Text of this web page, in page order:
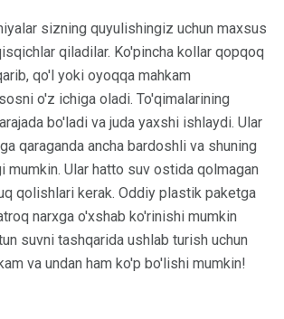
sizning quyulishingiz uchun maxsus
qiladilar. Ko'pincha kollar qopqoq
qo'l yoki oyoqqa mahkam
o'z ichiga oladi. To'qimalarining
bo'ladi va juda yaxshi ishlaydi. Ular
qaraganda ancha bardoshli va shuning
mumkin. Ular hatto suv ostida qolmagan
qolishlari kerak. Oddiy plastik paketga
narxga o'xshab ko'rinishi mumkin
suvni tashqarida ushlab turish uchun
va undan ham ko'p bo'lishi mumkin!